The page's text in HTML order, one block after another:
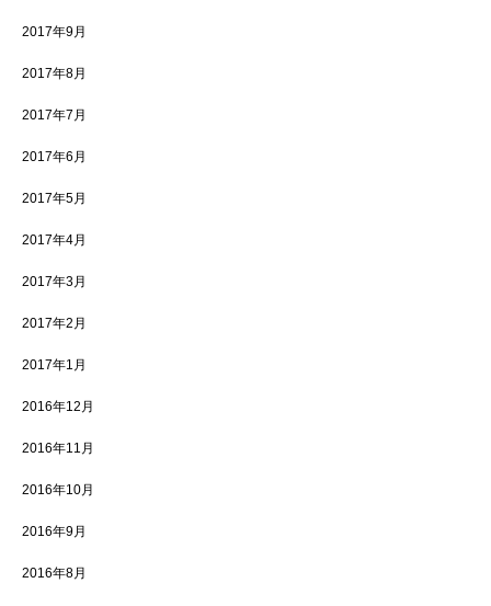
2017年9月
2017年8月
2017年7月
2017年6月
2017年5月
2017年4月
2017年3月
2017年2月
2017年1月
2016年12月
2016年11月
2016年10月
2016年9月
2016年8月